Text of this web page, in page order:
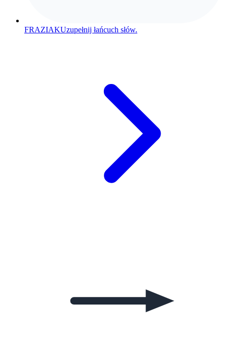
FRAZIAKUzupełnij łańcuch słów.